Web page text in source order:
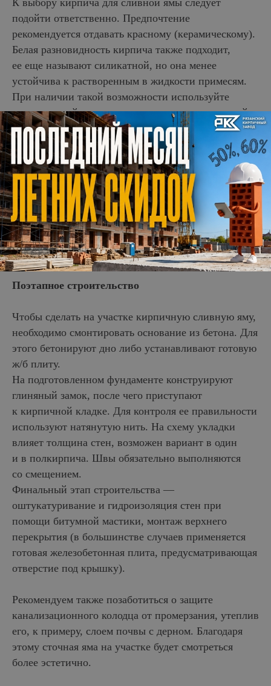
К выбору кирпича для сливной ямы следует
подойти ответственно. Предпочтение
рекомендуется отдавать красному (керамическому).
Белая разновидность кирпича также подходит,
ее еще называют силикатной, но она менее
устойчива к растворенным в жидкости примесям.
При наличии такой возможности используйте
пережженный материал, или кирпич, подвергшийся
обжигу при больших температурах. Он обладает
специфичным бурым оттенком с признаками
черноты. Его обычно отбраковывают из-за
неправильной конфигурации. К преимуществам
такого материала относят прочность, устойчивость
к низким температурам, долговечность, невысокую
стоимость. Для строительства канализационных
колодцев используют кирпич марок «М» от 75
до 300.
Поэтапное строительство
Чтобы сделать на участке кирпичную сливную яму,
необходимо смонтировать основание из бетона. Для
этого бетонируют дно либо устанавливают готовую
ж/б плиту.
На подготовленном фундаменте конструируют
глиняный замок, после чего приступают
к кирпичной кладке. Для контроля ее правильности
используют натянутую нить. На схему укладки
влияет толщина стен, возможен вариант в один
и в полкирпича. Швы обязательно выполняются
со смещением.
Финальный этап строительства —
оштукатуривание и гидроизоляция стен при
помощи битумной мастики, монтаж верхнего
перекрытия (в большинстве случаев применяется
готовая железобетонная плита, предусматривающая
отверстие под крышку).
Рекомендуем также позаботиться о защите
канализационного колодца от промерзания, утеплив
его, к примеру, слоем почвы с дерном. Благодаря
этому сточная яма на участке будет смотреться
более эстетично.
8 (800) 234−89−66
О заводе